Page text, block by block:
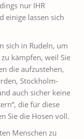
nur IHR
einige lassen sich
sich in Rudeln, um
kämpfen, weil Sie
die aufzustehen,
Stockholm-
auch sicher keine
die für diese
Sie die Hosen voll.
Menschen zu